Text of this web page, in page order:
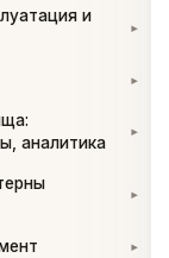
и
▾
▾
аналитика
▾
▾
▾